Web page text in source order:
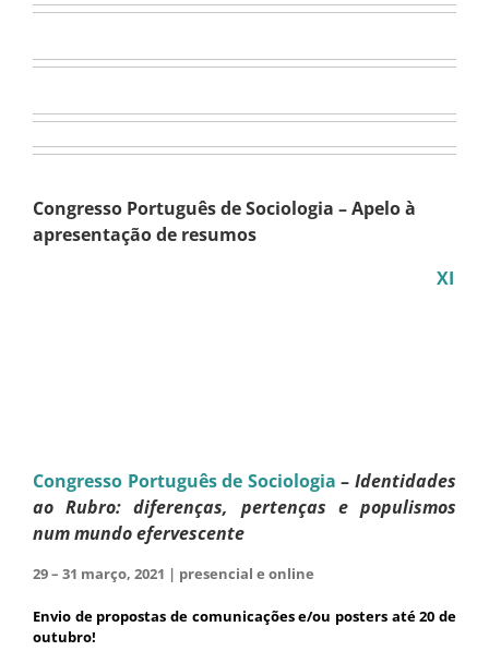
Congresso Português de Sociologia – Apelo à
apresentação de resumos
XI
Congresso Português de Sociologia –Identidades
ao Rubro: diferenças, pertenças e populismos
num mundo efervescente
29 – 31 março, 2021 | presencial e online
Envio de propostas de comunicações e/ou posters até 20 de
outubro!